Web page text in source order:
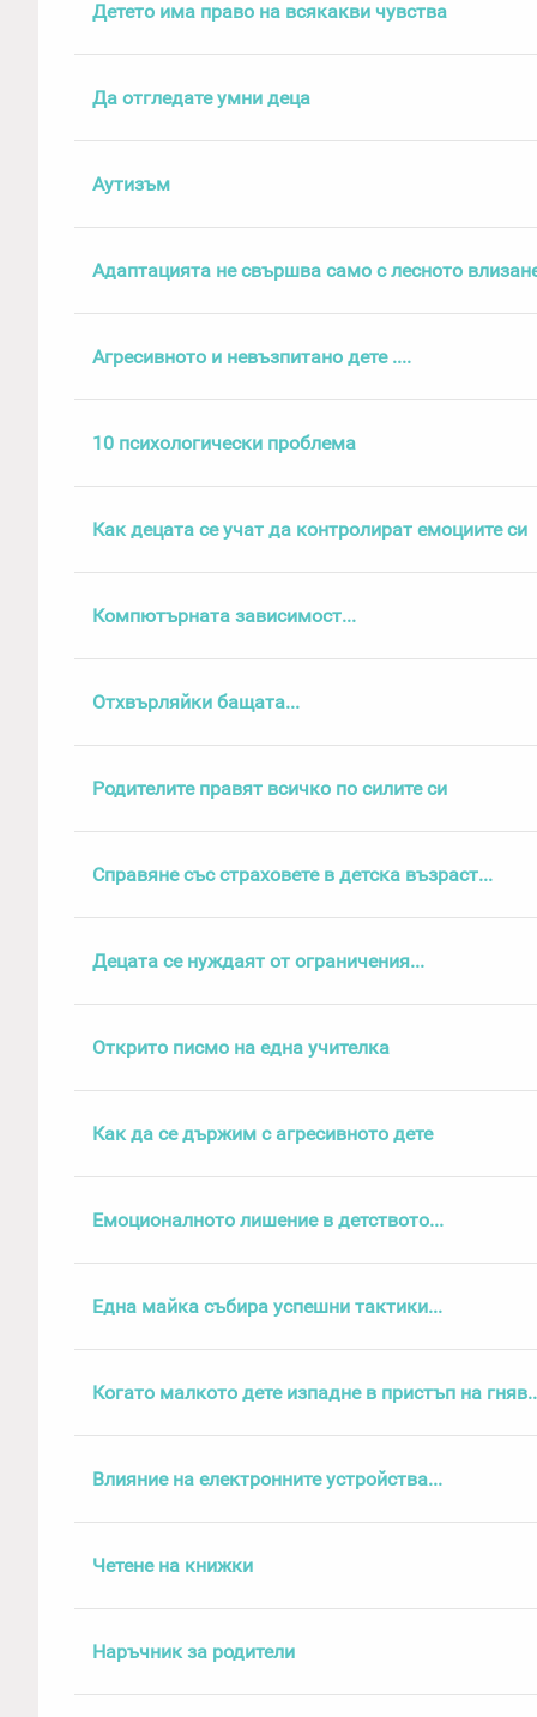
Детето има право на всякакви чувства
Да отгледате умни деца
Аутизъм
Адаптацията не свършва само с лесното
Агресивното и невъзпитано дете ....
10 психологически проблема
Как децата се учат да контролират емоциите си
Компютърната зависимост...
Отхвърляйки бащата...
Родителите правят всичко по силите си
Справяне със страховете в детска възраст...
Децата се нуждаят от ограничения...
Открито писмо на една учителка
Как да се държим с агресивното дете
Емоционалното лишение в детството...
Една майка събира успешни тактики...
Когато малкото дете изпадне в пристъп на
Влияние на електронните устройства...
Четене на книжки
Наръчник за родители